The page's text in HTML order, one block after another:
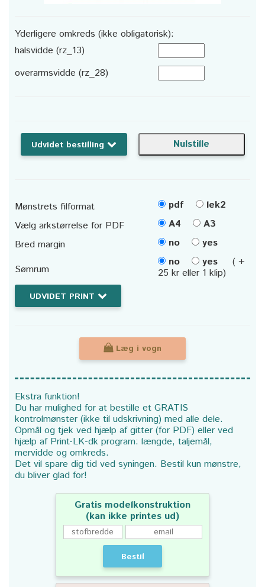
Yderligere omkreds (ikke obligatorisk):
halsvidde (rz_13)
overarmsvidde (rz_28)
Udvidet bestilling
Mønstrets filformat pdf
lek2
Vælg arkstørrelse for PDF
A4
A3
Bred margin
no
yes
Sømrum
no yes
( +
25 kr eller 1 klip)
UDVIDET PRINT
Læg i vogn
Ekstra funktion!
Du har mulighed for at bestille et GRATIS
kontrolmønster (ikke til udskrivning) med alle dele.
Opmål og tjek ved hjælp af gitter (for PDF) eller ved
hjælp af Print-LK-dk program: længde, taljemål,
mervidde og omkreds.
Det vil spare dig tid ved syningen. Bestil kun mønstre,
du bliver glad for!
Gratis modelkonstruktion
(kan ikke printes ud)
Bestil